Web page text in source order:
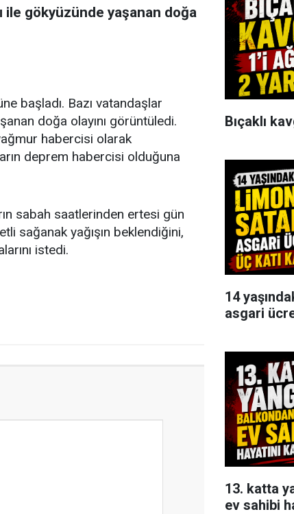
ile gökyüzünde yaşanan doğa
başladı. Bazı vatandaşlar
doğa olayını görüntüledi.
habercisi olarak
deprem habercisi olduğuna
sabah saatlerinden ertesi gün
sağanak yağışın beklendiğini,
istedi.
Bıçaklı
14
asgari
13. katta
ev sahibi